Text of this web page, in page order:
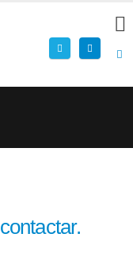
contactar.